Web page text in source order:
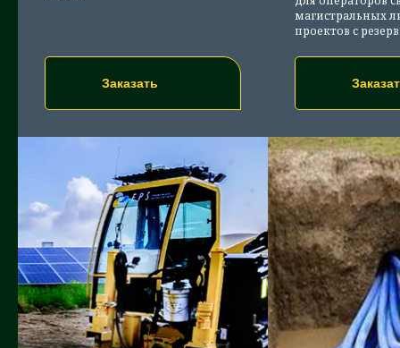
Заказать
магистральных
проектов с